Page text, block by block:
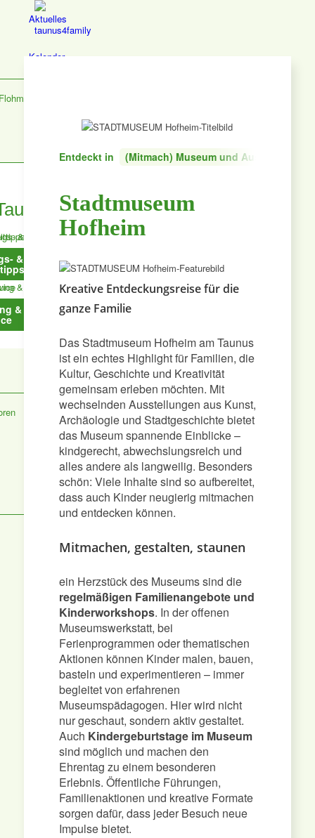
Aktuelles
Kalender
entdecken
&
&
Essen &
Trinken
Feiern
Bildung
Shoppen &
Taunus Trend
eintragen
Gewinnspiele
Entdeckt in (Mitmach) Museum und Ausstellung
Stadtmuseum
Hofheim
Kreative Entdeckungsreise für die
ganze Familie
Das Stadtmuseum Hofheim am Taunus
ist ein echtes Highlight für Familien, die
Kultur, Geschichte und Kreativität
gemeinsam erleben möchten. Mit
wechselnden Ausstellungen aus Kunst,
Archäologie und Stadtgeschichte bietet
das Museum spannende Einblicke –
kindgerecht, abwechslungsreich und
alles andere als langweilig. Besonders
schön: Viele Inhalte sind so aufbereitet,
dass auch Kinder neugierig mitmachen
und entdecken können.
Mitmachen, gestalten, staunen
ein Herzstück des Museums sind die
regelmäßigen Familienangebote und
Kinderworkshops. In der offenen
Museumswerkstatt, bei
Ferienprogrammen oder thematischen
Aktionen können Kinder malen, bauen,
basteln und experimentieren – immer
begleitet von erfahrenen
Museumspädagogen. Hier wird nicht
nur geschaut, sondern aktiv gestaltet.
Auch Kindergeburtstage im Museum
sind möglich und machen den
Ehrentag zu einem besonderen
Erlebnis. Öffentliche Führungen,
Familienaktionen und kreative Formate
sorgen dafür, dass jeder Besuch neue
Impulse bietet.